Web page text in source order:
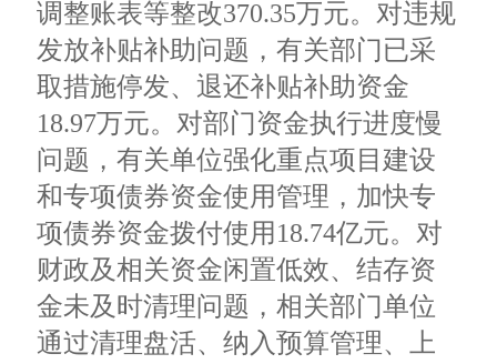
调整账表等整改370.35万元。对违规
发放补贴补助问题，有关部门已采
取措施停发、退还补贴补助资金
18.97万元。对部门资金执行进度慢
问题，有关单位强化重点项目建设
和专项债券资金使用管理，加快专
项债券资金拨付使用18.74亿元。对
财政及相关资金闲置低效、结存资
金未及时清理问题，相关部门单位
通过清理盘活、纳入预算管理、上